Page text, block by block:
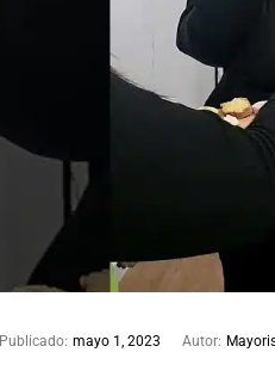
Publicado: mayo 1, 2023 Autor: